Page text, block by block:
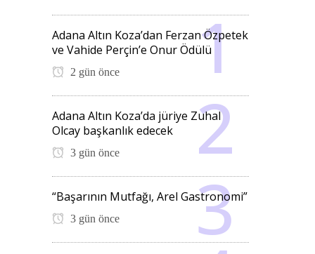
Adana Altın Koza’dan Ferzan Özpetek
ve Vahide Perçin’e Onur Ödülü
2 gün önce
Adana Altın Koza’da jüriye Zuhal
Olcay başkanlık edecek
3 gün önce
“Başarının Mutfağı, Arel Gastronomi”
3 gün önce